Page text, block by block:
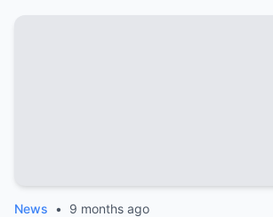
News • 9 months ago